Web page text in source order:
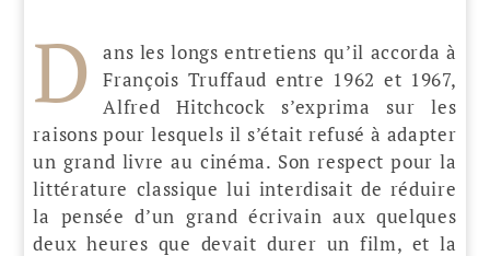
D
ans les longs entretiens qu’il accorda à
François Truffaud entre 1962 et 1967,
Alfred Hitchcock s’exprima sur les
raisons pour lesquels il s’était refusé à adapter
un grand livre au cinéma. Son respect pour la
littérature classique lui interdisait de réduire
la pensée d’un grand écrivain aux quelques
deux heures que devait durer un film, et la